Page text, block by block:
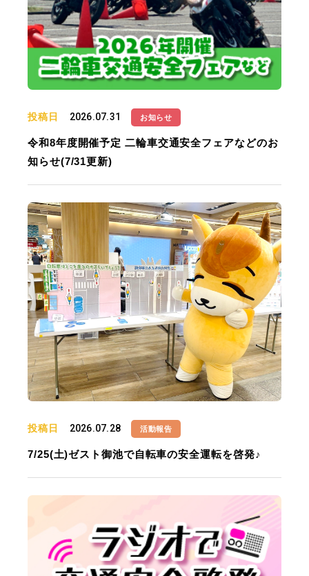
投稿日 2026.07.31 お知らせ
令和8年度開催予定 二輪車交通安全フェアなどのお
知らせ(7/31更新)
投稿日 2026.07.28 活動報告
7/25(土)ゼスト御池で自転車の安全運転を啓発♪